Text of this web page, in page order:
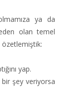
ya da
olan temel
özetlemiştik:
yap.
bir şey veriyorsa